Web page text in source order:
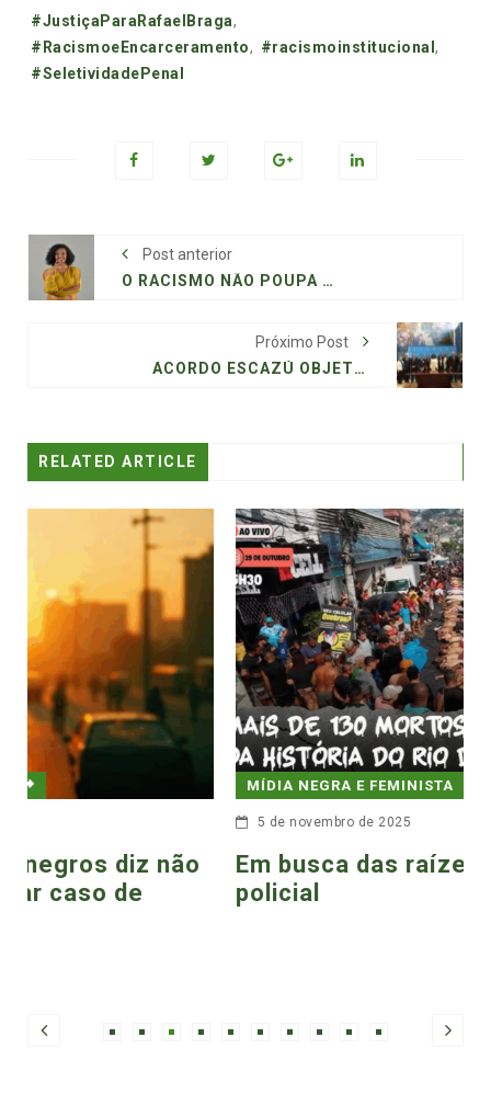
Tags:
#JustiçaParaRafaelBraga,
#RacismoeEncarceramento, #racismoinstitucional ,
#SeletividadePenal
Post anterior
O RACISMO NÃO POUPA NINGUÉM
Próximo Post
ACORDO ESCAZÚ OBJETIVA GARANTIR DIREITOS AOS DEFENSORES DO MEIO AMBIENTE
RELATED ARTICLE
MÍDIA NEGRA E FEMINISTA
Em busca das raízes da brutalidade
policial